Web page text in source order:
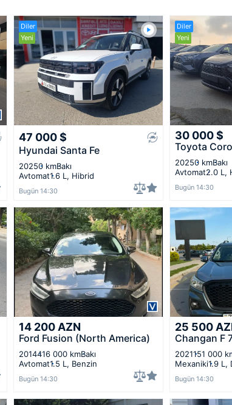
Diler
Yeni
47 000$
Hyundai Santa Fe
20250 kmBakı
Avtomat1.6 L, Hibrid
Bugün 14:30
Diler
Yeni
30 000$
Toyota
20250 kmBakı
Avtomat2.0 L,
Bugün 14:30
14 200 AZN
Ford Fusion (North America)
2014416 000 kmBakı
Avtomat1.5 L, Benzin
Bugün 14:30
25 500
Changan F
2021151 000
Mexaniki1.9 L,
Bugün 14:30